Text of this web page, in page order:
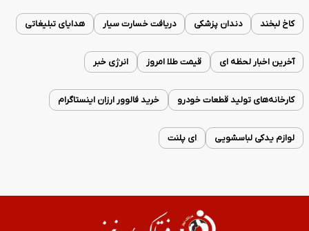
کاخ لبخند دندان پزشکی دریافت خسارت سیار هدایای تبلیغاتی
آخرین اخبار لحظه ای قیمت طلا امروز انرژی خبر
کارخانه‌های تولید قطعات خودرو خرید فالوور ارزان اینستاگرام
لوازم یدکی لباسشویی ای پلنت